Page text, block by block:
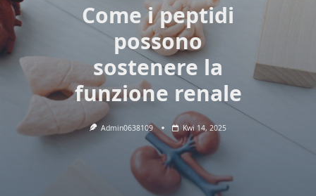
Come i peptidi
possono
sostenere la
funzione renale
Admin0638109 Kwi 14, 2025